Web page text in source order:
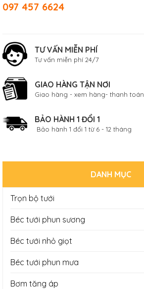
097 457 6624
TƯ VẤN MIỄN PHÍ
Tư vấn miễn phí 24/7
GIAO HÀNG TẬN NƠI
Giao hàng - xem hàng- thanh toán
BẢO HÀNH 1 ĐỔI 1
Bảo hành 1 đổi 1 từ 6 - 12 tháng
DANH MỤC
Trọn bộ tưới
Béc tưới phun sương
Béc tưới nhỏ giọt
Béc tưới phun mưa
Bơm tăng áp